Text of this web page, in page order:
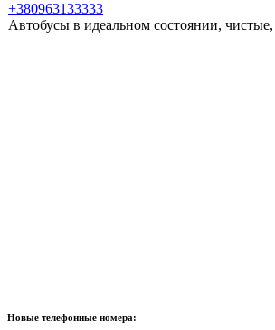
+380963133333
Автобусы в идеальном состоянии,
Новые телефонные номера: